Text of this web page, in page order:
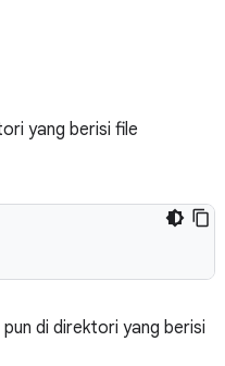
yang berisi file
di direktori yang berisi